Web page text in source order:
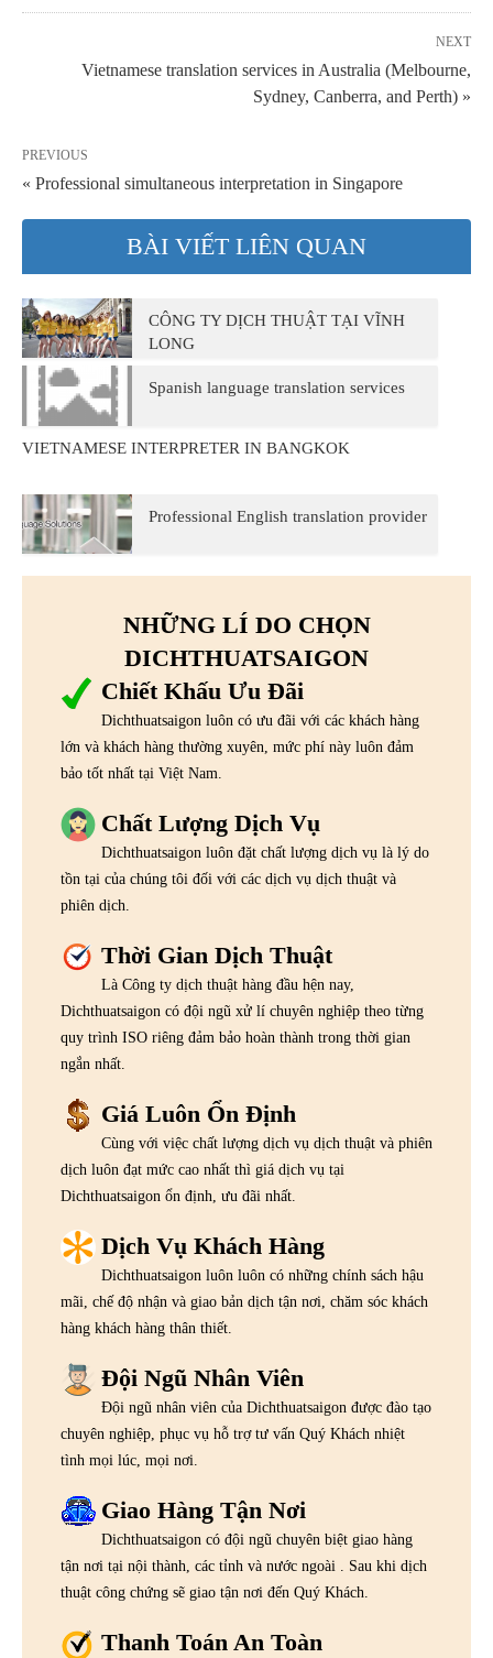
NEXT
Vietnamese translation services in Australia (Melbourne,
Sydney, Canberra, and Perth) »
PREVIOUS
« Professional simultaneous interpretation in Singapore
BÀI VIẾT LIÊN QUAN
CÔNG TY DỊCH THUẬT TẠI VĨNH
LONG
Spanish language translation services
VIETNAMESE INTERPRETER IN BANGKOK
Professional English translation provider
NHỮNG LÍ DO CHỌN
DICHTHUATSAIGON
Chiết Khấu Ưu Đãi
Dichthuatsaigon luôn có ưu đãi với các khách hàng
lớn và khách hàng thường xuyên, mức phí này luôn đảm
bảo tốt nhất tại Việt Nam.
Chất Lượng Dịch Vụ
Dichthuatsaigon luôn đặt chất lượng dịch vụ là lý do
tồn tại của chúng tôi đối với các dịch vụ dịch thuật và
phiên dịch.
Thời Gian Dịch Thuật
Là Công ty dịch thuật hàng đầu hện nay,
Dichthuatsaigon có đội ngũ xử lí chuyên nghiệp theo từng
quy trình ISO riêng đảm bảo hoàn thành trong thời gian
ngắn nhất.
Giá Luôn Ổn Định
Cùng với việc chất lượng dịch vụ dịch thuật và phiên
dịch luôn đạt mức cao nhất thì giá dịch vụ tại
Dichthuatsaigon ổn định, ưu đãi nhất.
Dịch Vụ Khách Hàng
Dichthuatsaigon luôn luôn có những chính sách hậu
mãi, chế độ nhận và giao bản dịch tận nơi, chăm sóc khách
hàng khách hàng thân thiết.
Đội Ngũ Nhân Viên
Đội ngũ nhân viên của Dichthuatsaigon được đào tạo
chuyên nghiệp, phục vụ hỗ trợ tư vấn Quý Khách nhiệt
tình mọi lúc, mọi nơi.
Giao Hàng Tận Nơi
Dichthuatsaigon có đội ngũ chuyên biệt giao hàng
tận nơi tại nội thành, các tỉnh và nước ngoài . Sau khi dịch
thuật công chứng sẽ giao tận nơi đến Quý Khách.
Thanh Toán An Toàn